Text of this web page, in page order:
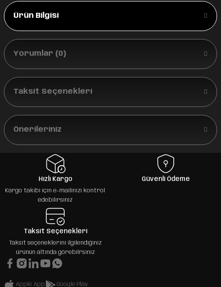
Ürün Bilgisi
Yorumlar (0)
Taksit Seçenekleri
Önerileriniz
Hızlı Kargo
Kargo takibi için e-mailinizi kontrol
edebilirsiniz
Güvenli Ödeme
Taksit Seçenekleri
Taksit seçeneklerini ilgilendiğiniz
ürünün altında görebilrsiniz
Apple App Google Play